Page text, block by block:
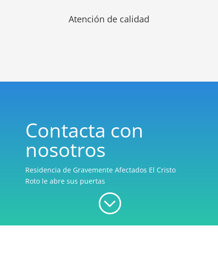
Atención de calidad
Contacta con
nosotros
Residencia de Gravemente Afectados El Cristo
Roto le abre sus puertas
;